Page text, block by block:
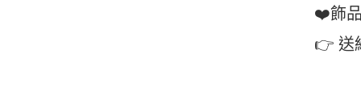
❤️飾
👉 送